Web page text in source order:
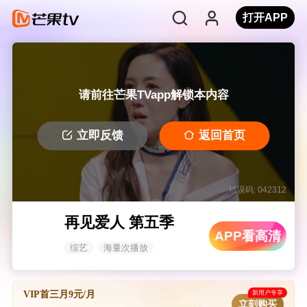
打开APP
请前往芒果TVapp解锁本内容
立即反馈 返回首页
错误码: 042312
再见爱人 第五季
综艺 海量次播放
APP看高清
VIP首三月9元/月 新用户专享
立刻购买